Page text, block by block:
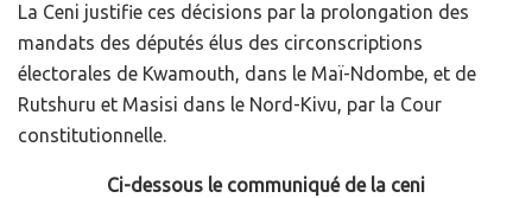
La Ceni justifie ces décisions par la prolongation des
mandats des députés élus des circonscriptions
électorales de Kwamouth, dans le Maï-Ndombe, et de
Rutshuru et Masisi dans le Nord-Kivu, par la Cour
constitutionnelle.
Ci-dessous le communiqué de la ceni